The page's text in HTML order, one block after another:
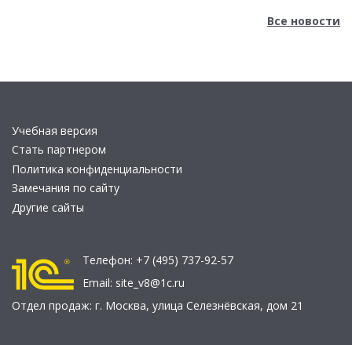
Все новости
Учебная версия
Стать партнером
Политика конфиденциальности
Замечания по сайту
Другие сайты
Телефон: +7 (495) 737-92-57
Email: site_v8@1c.ru
Отдел продаж: г. Москва, улица Селезнёвская, дом 21